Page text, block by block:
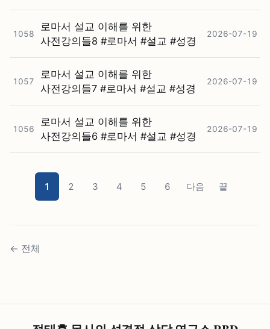
1058
로마서 설교 이해를 위한
사전강의들8 #⁠로마서 #⁠설교 #⁠성경
2026-07-19
1057
로마서 설교 이해를 위한
사전강의들7 #⁠로마서 #⁠설교 #⁠성경
2026-07-19
1056
로마서 설교 이해를 위한
사전강의들6 #⁠로마서 #⁠설교 #⁠성경
2026-07-19
1 2 3 4 5 6 다음 끝
← 전체